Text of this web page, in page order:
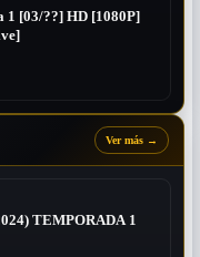
1 [03/??] HD [1080P]
Ver más →
TEMPORADA 1